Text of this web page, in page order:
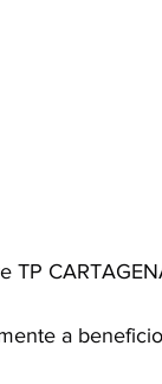
a